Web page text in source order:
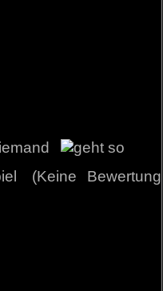
(Keine Bewertung